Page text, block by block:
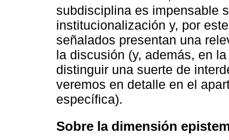
subdisciplina es impensable
institucionalización y, por
señalados presentan una
la discusión (y, además, en
distinguir una suerte de
veremos en detalle en el
específica).
Sobre la dimensión